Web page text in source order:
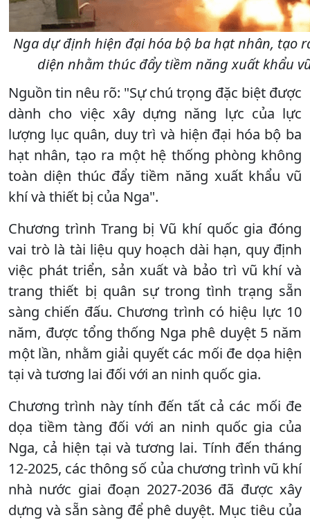
Nga dự định hiện đại hóa bộ ba hạt nhân, tạo
diện nhằm thúc đẩy tiềm năng xuất khẩu
Nguồn tin nêu rõ: "Sự chú trọng đặc biệt được
dành cho việc xây dựng năng lực của lực
lượng lục quân, duy trì và hiện đại hóa bộ ba
hạt nhân, tạo ra một hệ thống phòng không
toàn diện thúc đẩy tiềm năng xuất khẩu vũ
khí và thiết bị của Nga".
Chương trình Trang bị Vũ khí quốc gia đóng
vai trò là tài liệu quy hoạch dài hạn, quy định
việc phát triển, sản xuất và bảo trì vũ khí và
trang thiết bị quân sự trong tình trạng sẵn
sàng chiến đấu. Chương trình có hiệu lực 10
năm, được tổng thống Nga phê duyệt 5 năm
một lần, nhằm giải quyết các mối đe dọa hiện
tại và tương lai đối với an ninh quốc gia.
Chương trình này tính đến tất cả các mối đe
dọa tiềm tàng đối với an ninh quốc gia của
Nga, cả hiện tại và tương lai. Tính đến tháng
12-2025, các thông số của chương trình vũ khí
nhà nước giai đoạn 2027-2036 đã được xây
dựng và sẵn sàng để phê duyệt. Mục tiêu của